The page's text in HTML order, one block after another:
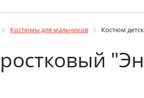
Костюмы для мальчиков Костюм